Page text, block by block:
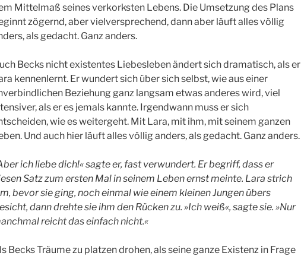
Mittelmaß seines verkorksten Lebens. Die Umsetzung des Plans
zögernd, aber vielversprechend, dann aber läuft alles völlig
als gedacht. Ganz anders.
Becks nicht existentes Liebesleben ändert sich dramatisch, als er
kennenlernt. Er wundert sich über sich selbst, wie aus einer
Beziehung ganz langsam etwas anderes wird, viel
als er es jemals kannte. Irgendwann muss er sich
wie es weitergeht. Mit Lara, mit ihm, mit seinem ganzen
Und auch hier läuft alles völlig anders, als gedacht. Ganz anders.
ich liebe dich!« sagte er, fast verwundert. Er begriff, dass er
Satz zum ersten Mal in seinem Leben ernst meinte. Lara strich
bevor sie ging, noch einmal wie einem kleinen Jungen übers
dann drehte sie ihm den Rücken zu. »Ich weiß«, sagte sie. »Nur
reicht das einfach nicht.«
Becks Träume zu platzen drohen, als seine ganze Existenz in Frage